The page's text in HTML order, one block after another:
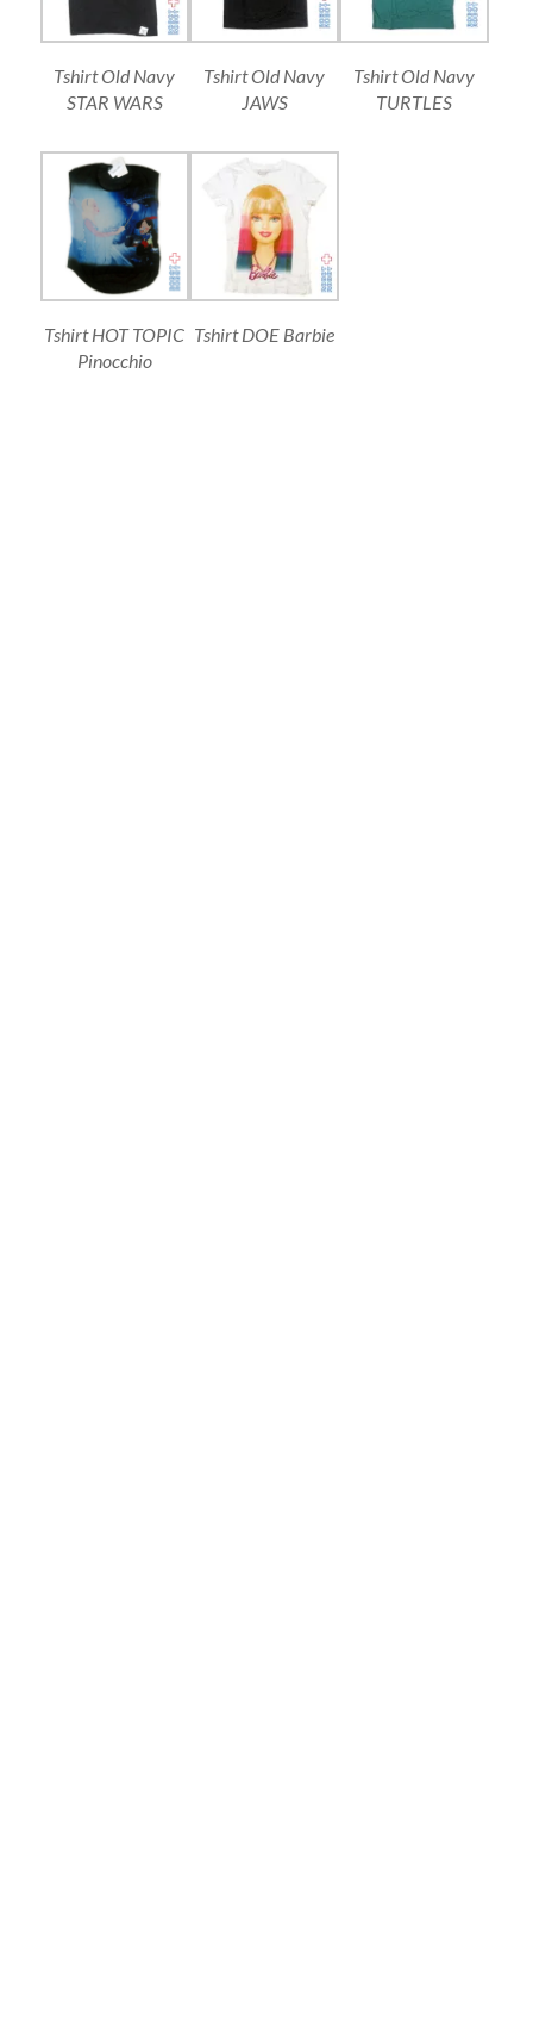
Tshirt Old Navy
STAR WARS
Tshirt Old Navy
JAWS
Tshirt Old Navy
TURTLES
Tshirt HOT TOPIC
Pinocchio
Tshirt DOE Barbie